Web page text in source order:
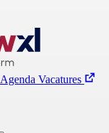
Agenda Vacatures